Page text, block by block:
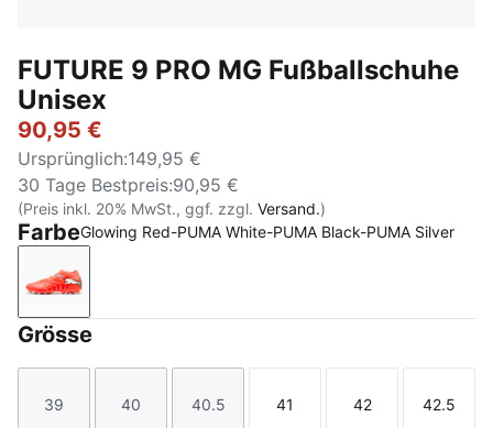
FUTURE 9 PRO MG Fußballschuhe
Unisex
90,95 €
Ursprünglich:149,95 €
30 Tage Bestpreis:90,95 €
(Preis inkl. 20% MwSt., ggf. zzgl. Versand.)
FarbeGlowing Red-PUMA White-PUMA Black-PUMA Silver
Glowing Red-PUMA White-PUMA Black-PUMA Silver
Grösse
Größe
39
Größe
40
Größe
40.5
Größe
41
Größe
42
Größe
42.5